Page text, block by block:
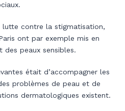
lutte contre la stigmatisation,
ont par exemple mis en
des peaux sensibles.
était d’accompagner les
problèmes de peau et de
dermatologiques existent.